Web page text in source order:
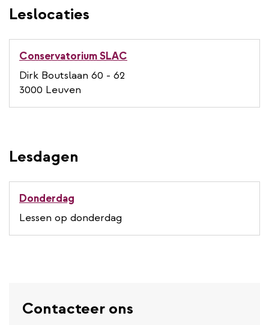
Leslocaties
Conservatorium SLAC
Dirk Boutslaan 60 - 62
3000 Leuven
Lesdagen
Donderdag
Lessen op donderdag
Contacteer ons